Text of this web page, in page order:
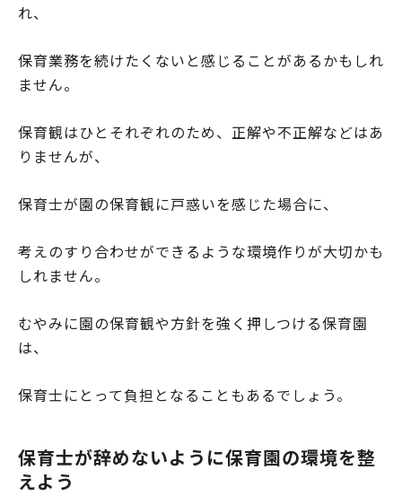
れ、
保育業務を続けたくないと感じることがあるかもしれ
ません。
保育観はひとそれぞれのため、正解や不正解などはあ
りませんが、
保育士が園の保育観に戸惑いを感じた場合に、
考えのすり合わせができるような環境作りが大切かも
しれません。
むやみに園の保育観や方針を強く押しつける保育園
は、
保育士にとって負担となることもあるでしょう。
保育士が辞めないように保育園の環境を整
えよう